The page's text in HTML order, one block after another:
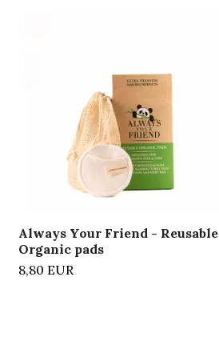
Always Your Friend - Reusable
Organic pads
8,80 EUR